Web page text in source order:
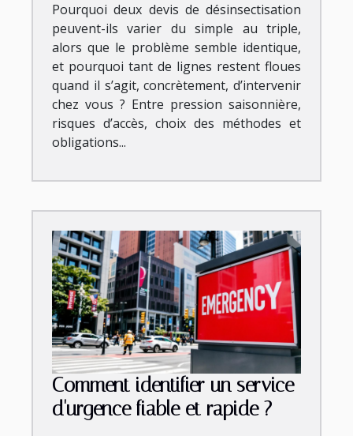
Pourquoi deux devis de désinsectisation
peuvent-ils varier du simple au triple,
alors que le problème semble identique,
et pourquoi tant de lignes restent floues
quand il s’agit, concrètement, d’intervenir
chez vous ? Entre pression saisonnière,
risques d’accès, choix des méthodes et
obligations...
Comment identifier un service
d'urgence fiable et rapide ?